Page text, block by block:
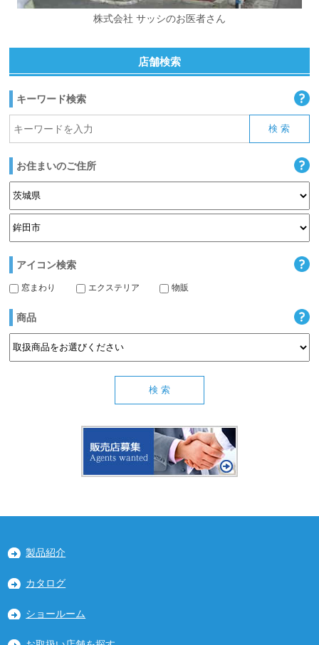
株式会社 サッシのお医者さん
店舗検索
キーワード検索
お住まいのご住所
アイコン検索
窓まわり エクステリア 物販
商品
製品紹介
カタログ
ショールーム